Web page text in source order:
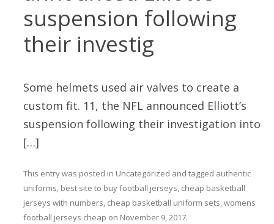
suspension following
their investig
Some helmets used air valves to create a
custom fit. 11, the NFL announced Elliott’s
suspension following their investigation into
[…]
This entry was posted in Uncategorized and tagged authentic
uniforms, best site to buy football jerseys, cheap basketball
jerseys with numbers, cheap basketball uniform sets,womens
football jerseys cheap on November 9, 2017.